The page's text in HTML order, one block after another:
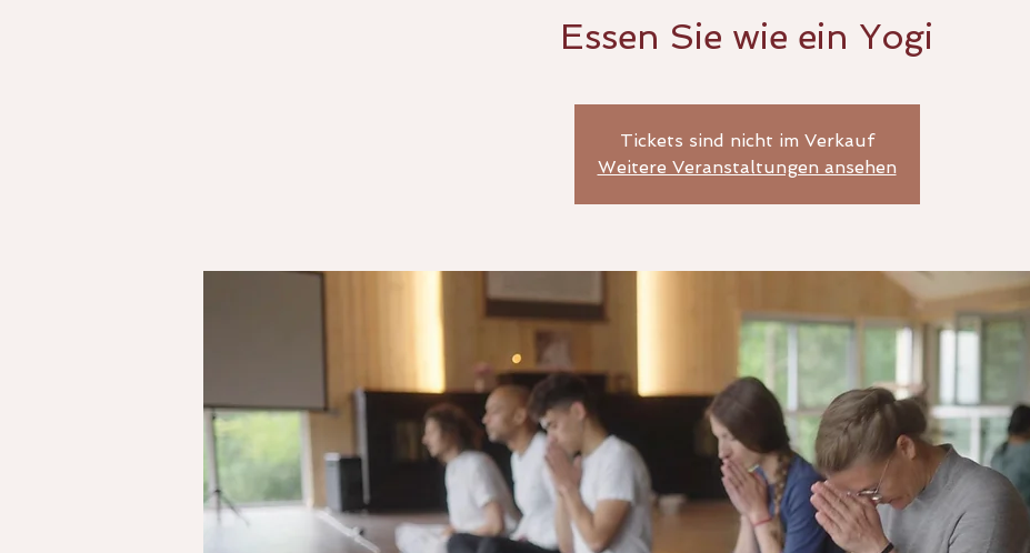
Essen Sie wie ein Yogi
Tickets sind nicht im Verkauf
Weitere Veranstaltungen ansehen